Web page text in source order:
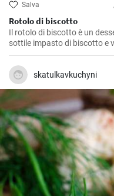
Salva
Rotolo di biscotto
Il rotolo di biscotto è un
sottile impasto di biscotto e
skatulkavkuchyni